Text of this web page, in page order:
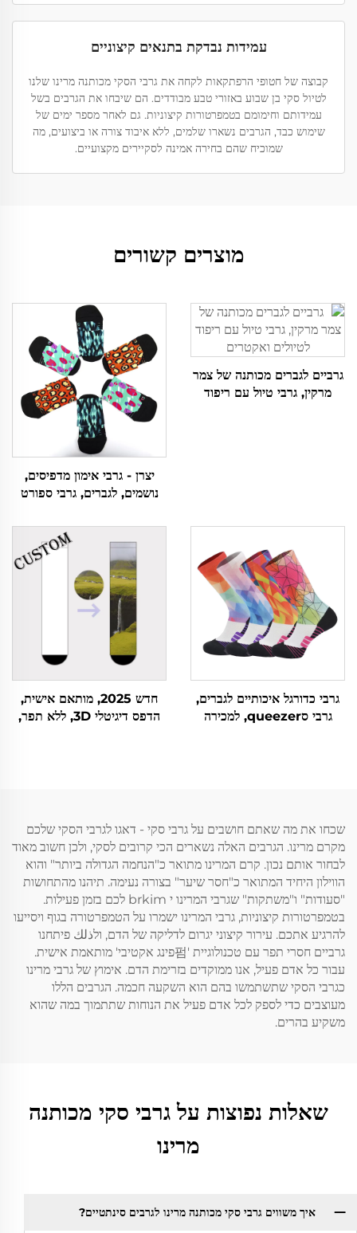
עמידות נבדקת בתנאים קיצוניים
קבוצה של חטופי הרפתקאות לקחה את גרבי הסקי מכותנה מרינו שלנו
לטיול סקי בן שבוע באזורי טבע מבודדים. הם שיבחו את הגרבים בשל
עמידותם וחימומם בטמפרטורות קיצוניות. גם לאחר מספר ימים של
שימוש כבד, הגרבים נשארו שלמים, ללא איבוד צורה או ביצועים, מה
שמוכיח שהם בחירה אמינה לסקיירים מקצועיים.
מוצרים קשורים
גרביים לגברים מכותנה של צמר
מרקין, גרבי טיול עם ריפוד
יצרן - גרבי אימון מדפיסים,
נושמים, לגברים, גרבי ספורט
גרבי כדורגל איכותיים לגברים,
גרבי סqueezer, למכירה
חדש 2025, מותאם אישית,
הדפס דיגיטלי 3D, ללא תפר,
שכחו את מה שאתם חושבים על גרבי סקי - דאגו לגרבי הסקי שלכם
מקרם מרינו. הגרבים האלה נשארים הכי קרובים לסקי, ולכן חשוב מאוד
לבחור אותם נכון. קרם המרינו מתואר כ"הנחמה הגדולה ביותר" והוא
הווילון היחיד המתואר כ"חסר שיער" בצורה נעימה. תיהנו מהתחושות
"סעודות" ו"משתקות" שגרבי המרינו י brkim לכם בזמן פעילות.
בטמפרטורות קיצוניות, גרבי המרינו ישמרו על הטמפרטורה בגוף ויסייעו
להרגיע אתכם. עירור קיצוני יגרום לדליקה של הדם, ולذلك פיתחנו
גרביים חסרי תפר עם טכנולוגיית '펌פינג אקטיבי' מותאמת אישית.
עבור כל אדם פעיל, אנו ממוקדים בזרימת הדם. אימוץ של גרבי מרינו
כגרבי הסקי שתשתמשו בהם הוא השקעה חכמה. הגרבים הללו
מעוצבים כדי לספק לכל אדם פעיל את הנוחות שתתמוך במה שהוא
משקיע בהרים.
שאלות נפוצות על גרבי סקי מכותנה
מרינו
איך משווים גרבי סקי מכותנה מרינו לגרבים סינתטיים?